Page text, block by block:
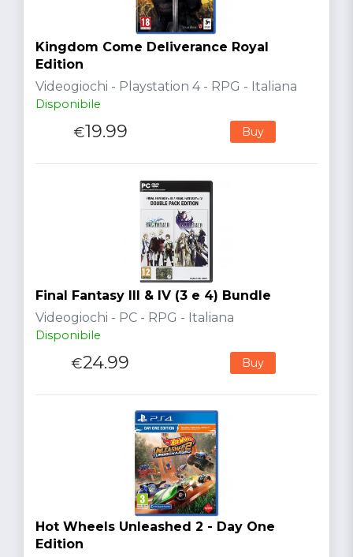
Kingdom Come Deliverance Royal
Edition
Videogiochi - Playstation 4 - RPG - Italiana
Disponibile
€19.99 Buy
Final Fantasy III & IV (3 e 4) Bundle
Videogiochi - PC - RPG - Italiana
Disponibile
€24.99 Buy
Hot Wheels Unleashed 2 - Day One
Edition